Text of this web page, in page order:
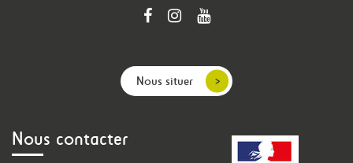
Nous situer
Nous contacter